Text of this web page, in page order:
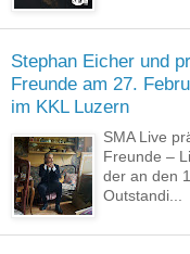
Stephan Eicher und
Freunde am 27.
im KKL Luzern
SMA Live
Freunde –
der an den
Outstandi...